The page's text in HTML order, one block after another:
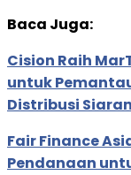
Baca Juga:
Cision Raih
untuk
Distribusi
Fair Finance
Pendanaan